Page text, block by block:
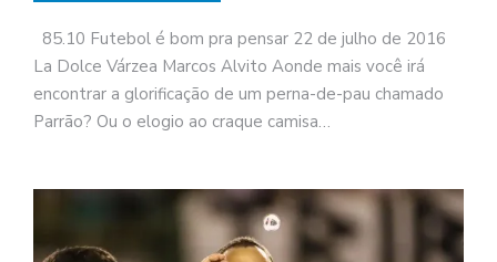
85.10 Futebol é bom pra pensar 22 de julho de 2016
La Dolce Várzea Marcos Alvito Aonde mais você irá
encontrar a glorificação de um perna-de-pau chamado
Parrão? Ou o elogio ao craque camisa…